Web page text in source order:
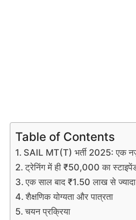
Table of Contents
SAIL MT(T) भर्ती 2025: एक
ट्रेनिंग में ही ₹50,000 का
एक साल बाद ₹1.50 लाख से ज्यादा
शैक्षणिक योग्यता और पात्रता
चयन प्रक्रिया